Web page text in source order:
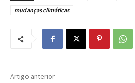
mudanças climáticas
Artigo anterior